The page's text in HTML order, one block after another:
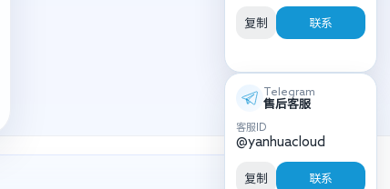
复制 联系
Telegram
售后客服
客服ID
@yanhuacloud
复制 联系